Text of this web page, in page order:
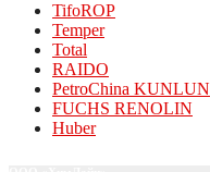
TifoROP
Temper
Total
RAIDO
PetroChina KUNLUN
FUCHS RENOLIN
Huber